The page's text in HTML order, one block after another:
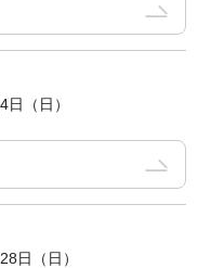
（日）
日（日）